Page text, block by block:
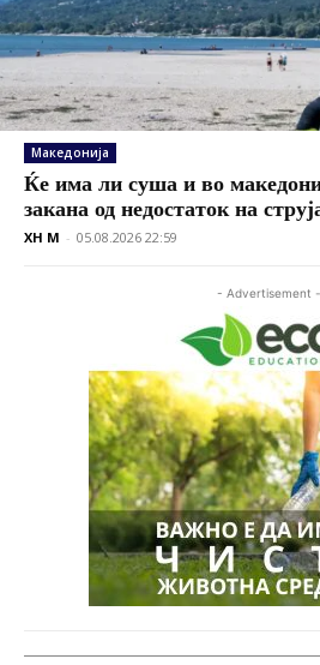
Македонија
Ќе има ли суша и во
закана од недостаток на
XH M - 05.08.2026 22:59
- Advertisement -